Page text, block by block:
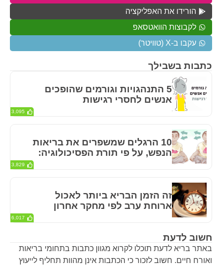
חשוב לדעת
באתר בריא לדעת תוכלו לקרוא מגוון כתבות בתחומי בריאות
ואורח חיים. חשוב לזכור כי הכתבות אינן מהוות תחליף לייעוץ
כתבות בשבילך
5 התנהגויות וגורמים שהופכים
אנשים לחסרי רגישות
3,095
10 הרגלים שמשפרים את בריאות
הנפש, על פי תורת הפסיכולוגיה:
3,829
זה הזמן הבריא ביותר לאכול
ארוחת ערב לפי מחקר אחרון
6,017
הורידו את האפליקציה
לקבוצות הוואטסאפ
עקבו ב-X (טוויטר)